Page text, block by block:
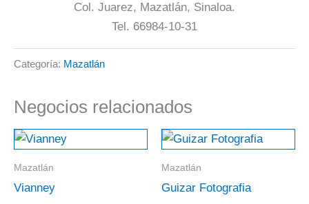
Col. Juarez, Mazatlán, Sinaloa.
Tel. 66984-10-31
Categoría: Mazatlán
Negocios relacionados
Mazatlán
Vianney
Mazatlán
Guizar Fotografia